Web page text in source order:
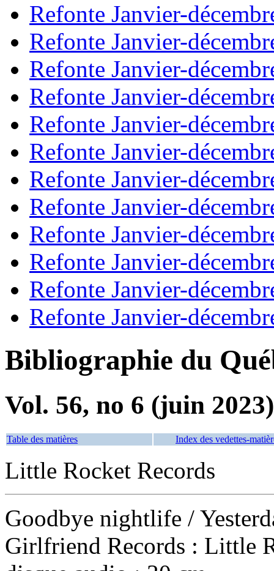
Refonte Janvier-
Refonte Janvier-
Refonte Janvier-
Refonte Janvier-
Refonte Janvier-
Refonte Janvier-
Refonte Janvier-
Refonte Janvier-
Refonte Janvier-
Refonte Janvier-
Refonte Janvier-
Refonte Janvier-
Bibliographie du
Vol. 56, no 6 (juin 2023)
Table des matières Index des vedettes-
Little Rocket Records
Goodbye nightlife /
Girlfriend Records : Little